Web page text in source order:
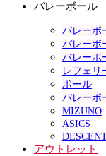
バレーボール
バレーボ
バレーボ
バレーボ
レフェリ
ボール
バレーボ
MIZUNO
ASICS
アウトレット